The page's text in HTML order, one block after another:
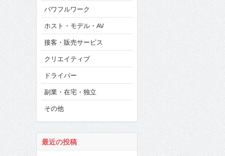
パワフルワーク
ホスト・モデル・AV
接客・販売サービス
クリエイティブ
ドライバー
副業・在宅・独立
その他
最近の投稿